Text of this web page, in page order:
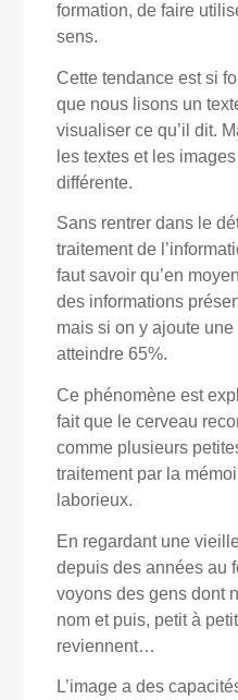
formation, de faire
sens.
Cette tendance est si
que nous lisons un
visualiser ce qu’il dit.
les textes et les
différente.
Sans rentrer dans le
traitement de
faut savoir qu’en
des informations
mais si on y ajoute
atteindre 65%.
Ce phénomène est
fait que le cerveau
comme plusieurs
traitement par la
laborieux.
En regardant une
depuis des années au
voyons des gens dont
nom et puis, petit à
reviennent…
L’image a des